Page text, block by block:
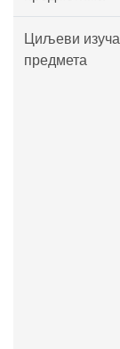
Циљеви
предмета